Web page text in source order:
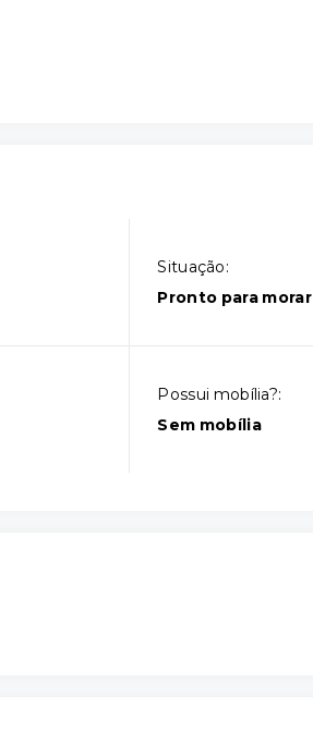
Situação:
Pronto para morar
Possui mobília?:
Sem mobília